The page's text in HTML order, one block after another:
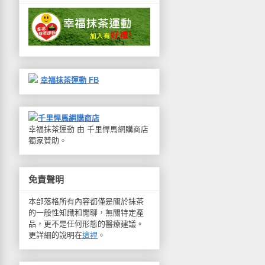
幸福抹茶運動 FB
千里悍馬網購商店
幸福抹茶運動 由 千里悍馬網購商店
獨家贊助。
免責聲明
本部落格所有內容都僅是關於抹茶
的一般性知識和閒聊，無關特定產
品，更不是任何形態的醫療建議。
更詳細的說明在這裡 。